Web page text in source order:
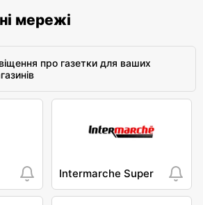
мережі
про газетки для ваших
Intermarche Super